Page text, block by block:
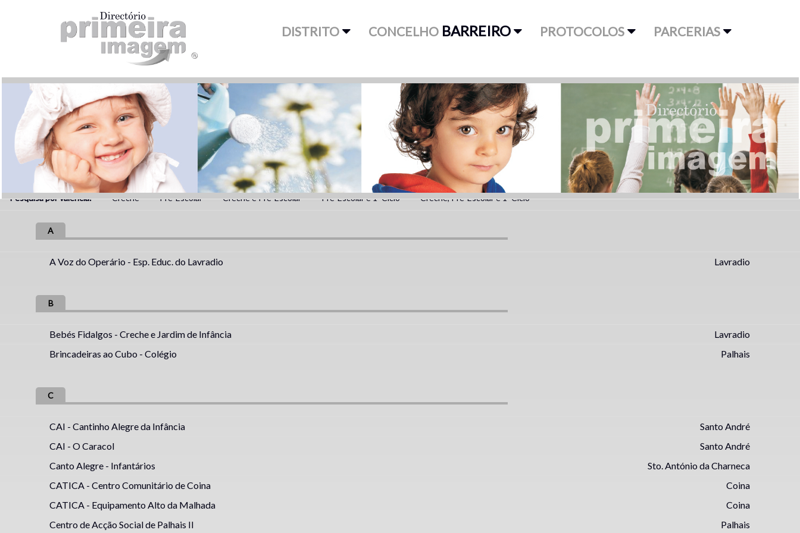
DISTRITO CONCELHO BARREIRO PROTOCOLOS PARCERIAS
Pesquisa por valência: Creche Pré-Escolar Creche e Pré-Escolar Pré-Escolar e 1º Ciclo Creche, Pré-Escolar e 1º Ciclo
A
A Voz do Operário - Esp. Educ. do Lavradio Lavradio
B
Bebés Fidalgos - Creche e Jardim de Infância
Lavradio
Brincadeiras ao Cubo - Colégio
Palhais
C
CAI - Cantinho Alegre da Infância
Santo André
CAI - O Caracol
Santo André
Canto Alegre - Infantários
Sto. António da Charneca
CATICA - Centro Comunitário de Coina
Coina
CATICA - Equipamento Alto da Malhada
Coina
Centro de Acção Social de Palhais II
Palhais